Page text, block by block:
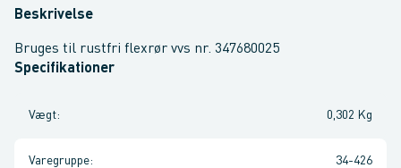
Beskrivelse
Bruges til rustfri flexrør vvs nr. 347680025
Specifikationer
Vægt: 0,302 Kg
Varegruppe: 34-426